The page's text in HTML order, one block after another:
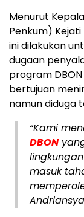
Menurut
Penkum)
ini dilakukan
dugaan
program
bertujuan
namun diduga
“Kami
DBON
masuk